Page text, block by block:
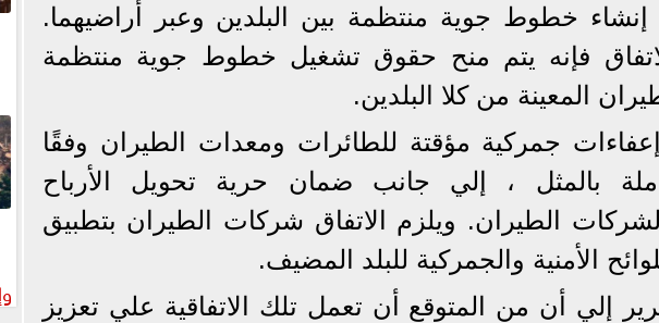
خطوط جوية منتظمة بين البلدين وعبر أراضيهما.
فإنه يتم منح حقوق تشغيل خطوط جوية منتظمة
المعينة من كلا البلدين.
جمركية مؤقتة للطائرات ومعدات الطيران وفقًا
بالمثل ، إلي جانب ضمان حرية تحويل الأرباح
لشركات الطيران. ويلزم الاتفاق شركات الطيران بتطبيق
الأمنية والجمركية للبلد المضيف.
إلي أن من المتوقع أن تعمل تلك الاتفاقية علي تعزيز